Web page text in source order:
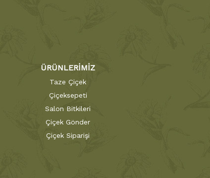
ÜRÜNLERİMİZ
Taze Çiçek
Çiçeksepeti
Salon Bitkileri
Çiçek Gönder
Çiçek Siparişi